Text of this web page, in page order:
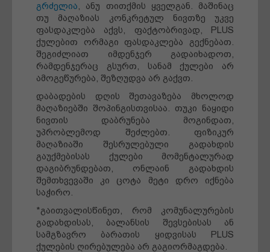
გრძელია, ანუ თითქმის ყველგან. მაშინაც
თუ მაღაზიას კონკრეტულ ნივთზე უკვე
ფასდაკლება აქვს, ფაქტობრივად, PLUS
ქულებით ორმაგი ფასდაკლება გექნებათ.
შეგიძლიათ იმდენჯერ გადაიხადოთ,
რამდენჯერაც გსურთ, სანამ ქულები არ
ამოგეწურება, შეზღუდვა არ გაქვთ.
დაბადების დღის შეთავაზება მხოლოდ
მაღაზიებში შოპინგისთვისაა. თუკი ნაყიდი
ნივთის დაბრუნება მოგინდათ,
უპრობლემოდ შეძლებთ. ფიზიკურ
მაღაზიაში შესრულებული გადახდის
გაუქმებისას ქულები მომენტალურად
დაგიბრუნდებათ, ონლაინ გადახდის
შემთხვევაში კი ცოტა მეტი დრო იქნება
საჭირო.
*გაითვალისწინეთ, რომ კომუნალურების
გადახდისას, ბალანსის შევსებისას ან
სამგზავრო ბარათის ყიდვისას PLUS
ქულების ღირებულება არ გაგიორმაგდება.